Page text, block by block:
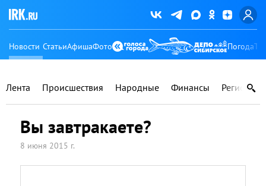
Новости СтатьиАфишаФото Погода
Лента Происшествия Народные Финансы Регионы
Вы завтракаете?
8 июня 2015 г.